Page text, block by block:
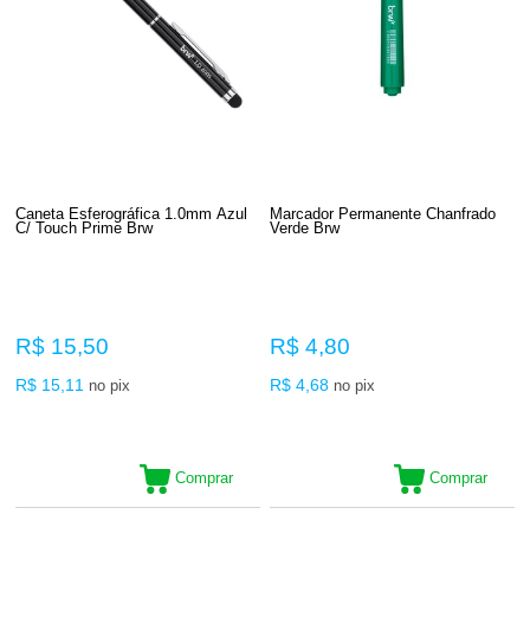
Caneta Esferográfica 1.0mm Azul
C/ Touch Prime Brw
R$ 15,50
R$ 15,11 no pix
Comprar
Marcador Permanente Chanfrado
Verde Brw
R$ 4,80
R$ 4,68 no pix
Comprar